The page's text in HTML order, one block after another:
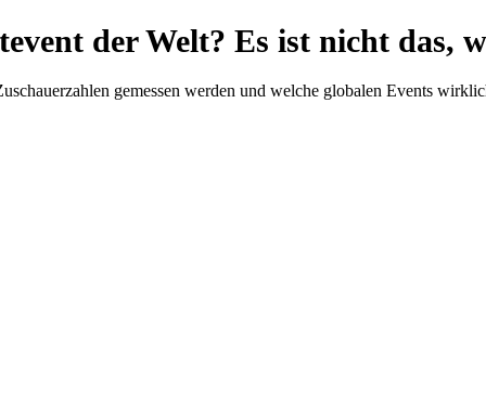
der Welt? Es ist nicht das,
gemessen werden und welche globalen Events